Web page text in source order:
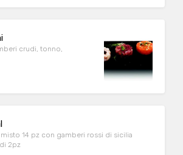
crudi, tonno,
14 pz con gamberi rossi di sicilia
2pz